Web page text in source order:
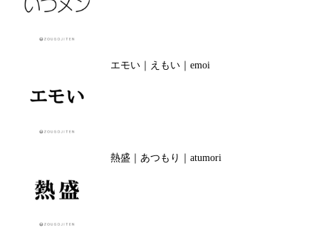
エモい｜えもい｜emoi
熱盛｜あつもり｜atumori